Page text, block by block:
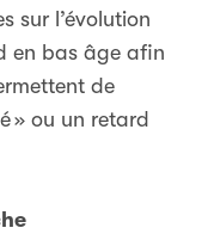
sur l’évolution
en bas âge afin
de
» ou un retard